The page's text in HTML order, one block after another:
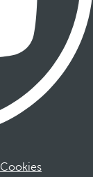
Cookies